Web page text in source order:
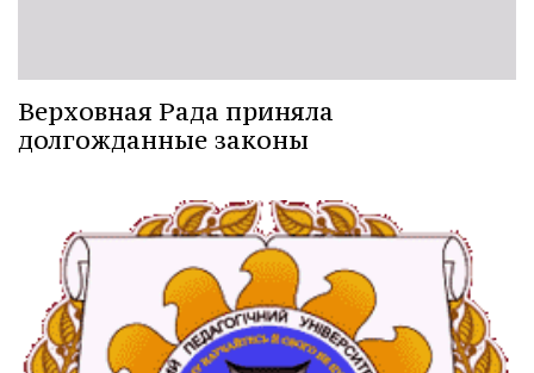
Верховная Рада приняла
долгожданные законы